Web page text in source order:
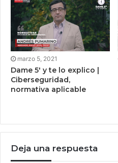
marzo 5, 2021
Dame 5′ y te lo explico |
Ciberseguridad,
normativa aplicable
Deja una respuesta